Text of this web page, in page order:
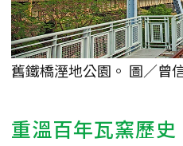
舊鐵橋溼地公園。 圖／曾
重溫百年瓦窯歷史